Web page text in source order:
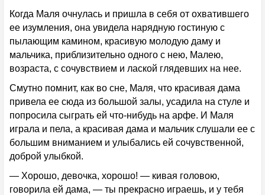
Когда Маля очнулась и пришла в себя от охватившего
ее изумления, она увидела нарядную гостиную с
пылающим камином, красивую молодую даму и
мальчика, приблизительно одного с нею, Малею,
возраста, с сочувствием и лаской глядевших на нее.
Смутно помнит, как во сне, Маля, что красивая дама
привела ее сюда из большой залы, усадила на стуле и
попросила сыграть ей что-нибудь на арфе. И Маля
играла и пела, а красивая дама и мальчик слушали ее с
большим вниманием и улыбались ей сочувственной,
доброй улыбкой.
— Хорошо, девочка, хорошо! — кивая головою,
говорила ей дама, — ты прекрасно играешь, и у тебя